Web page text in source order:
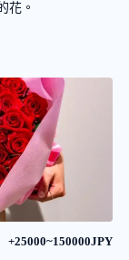
花。
+25000~150000JPY